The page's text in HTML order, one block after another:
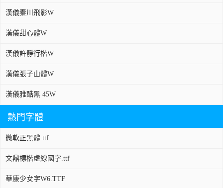
漢儀秦川飛影W
漢儀甜心體W
漢儀許靜行楷W
漢儀張子山體W
漢儀雅酷黑 45W
熱門字體
微軟正黑體.ttf
文鼎標楷虛線國字.ttf
華康少女字W6.TTF